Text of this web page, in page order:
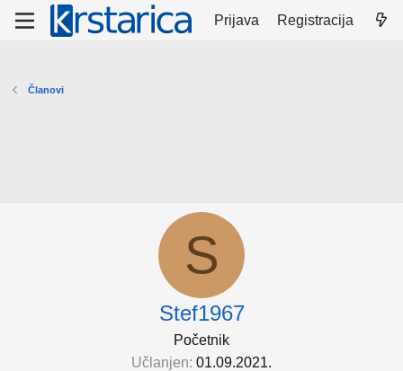
Prijava Registracija
Članovi
S
Stef1967
Početnik
Učlanjen 01.09.2021.